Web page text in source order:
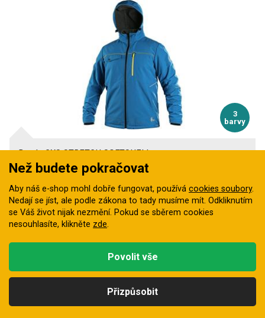
3
barvy
Bunda CXS STRETCH SOFTSHELL
Softshellová bunda s TPU membránou, která ochrání před
Skladem u dodavatele
1 026 Kč
Než budete pokračovat
Aby náš e-shop mohl dobře fungovat, používá cookies soubory.
Nedají se jíst, ale podle zákona to tady musíme mít. Odkliknutím
se Váš život nijak nezmění. Pokud se sběrem cookies
nesouhlasíte, klikněte zde.
Přizpůsobit
Povolit vše